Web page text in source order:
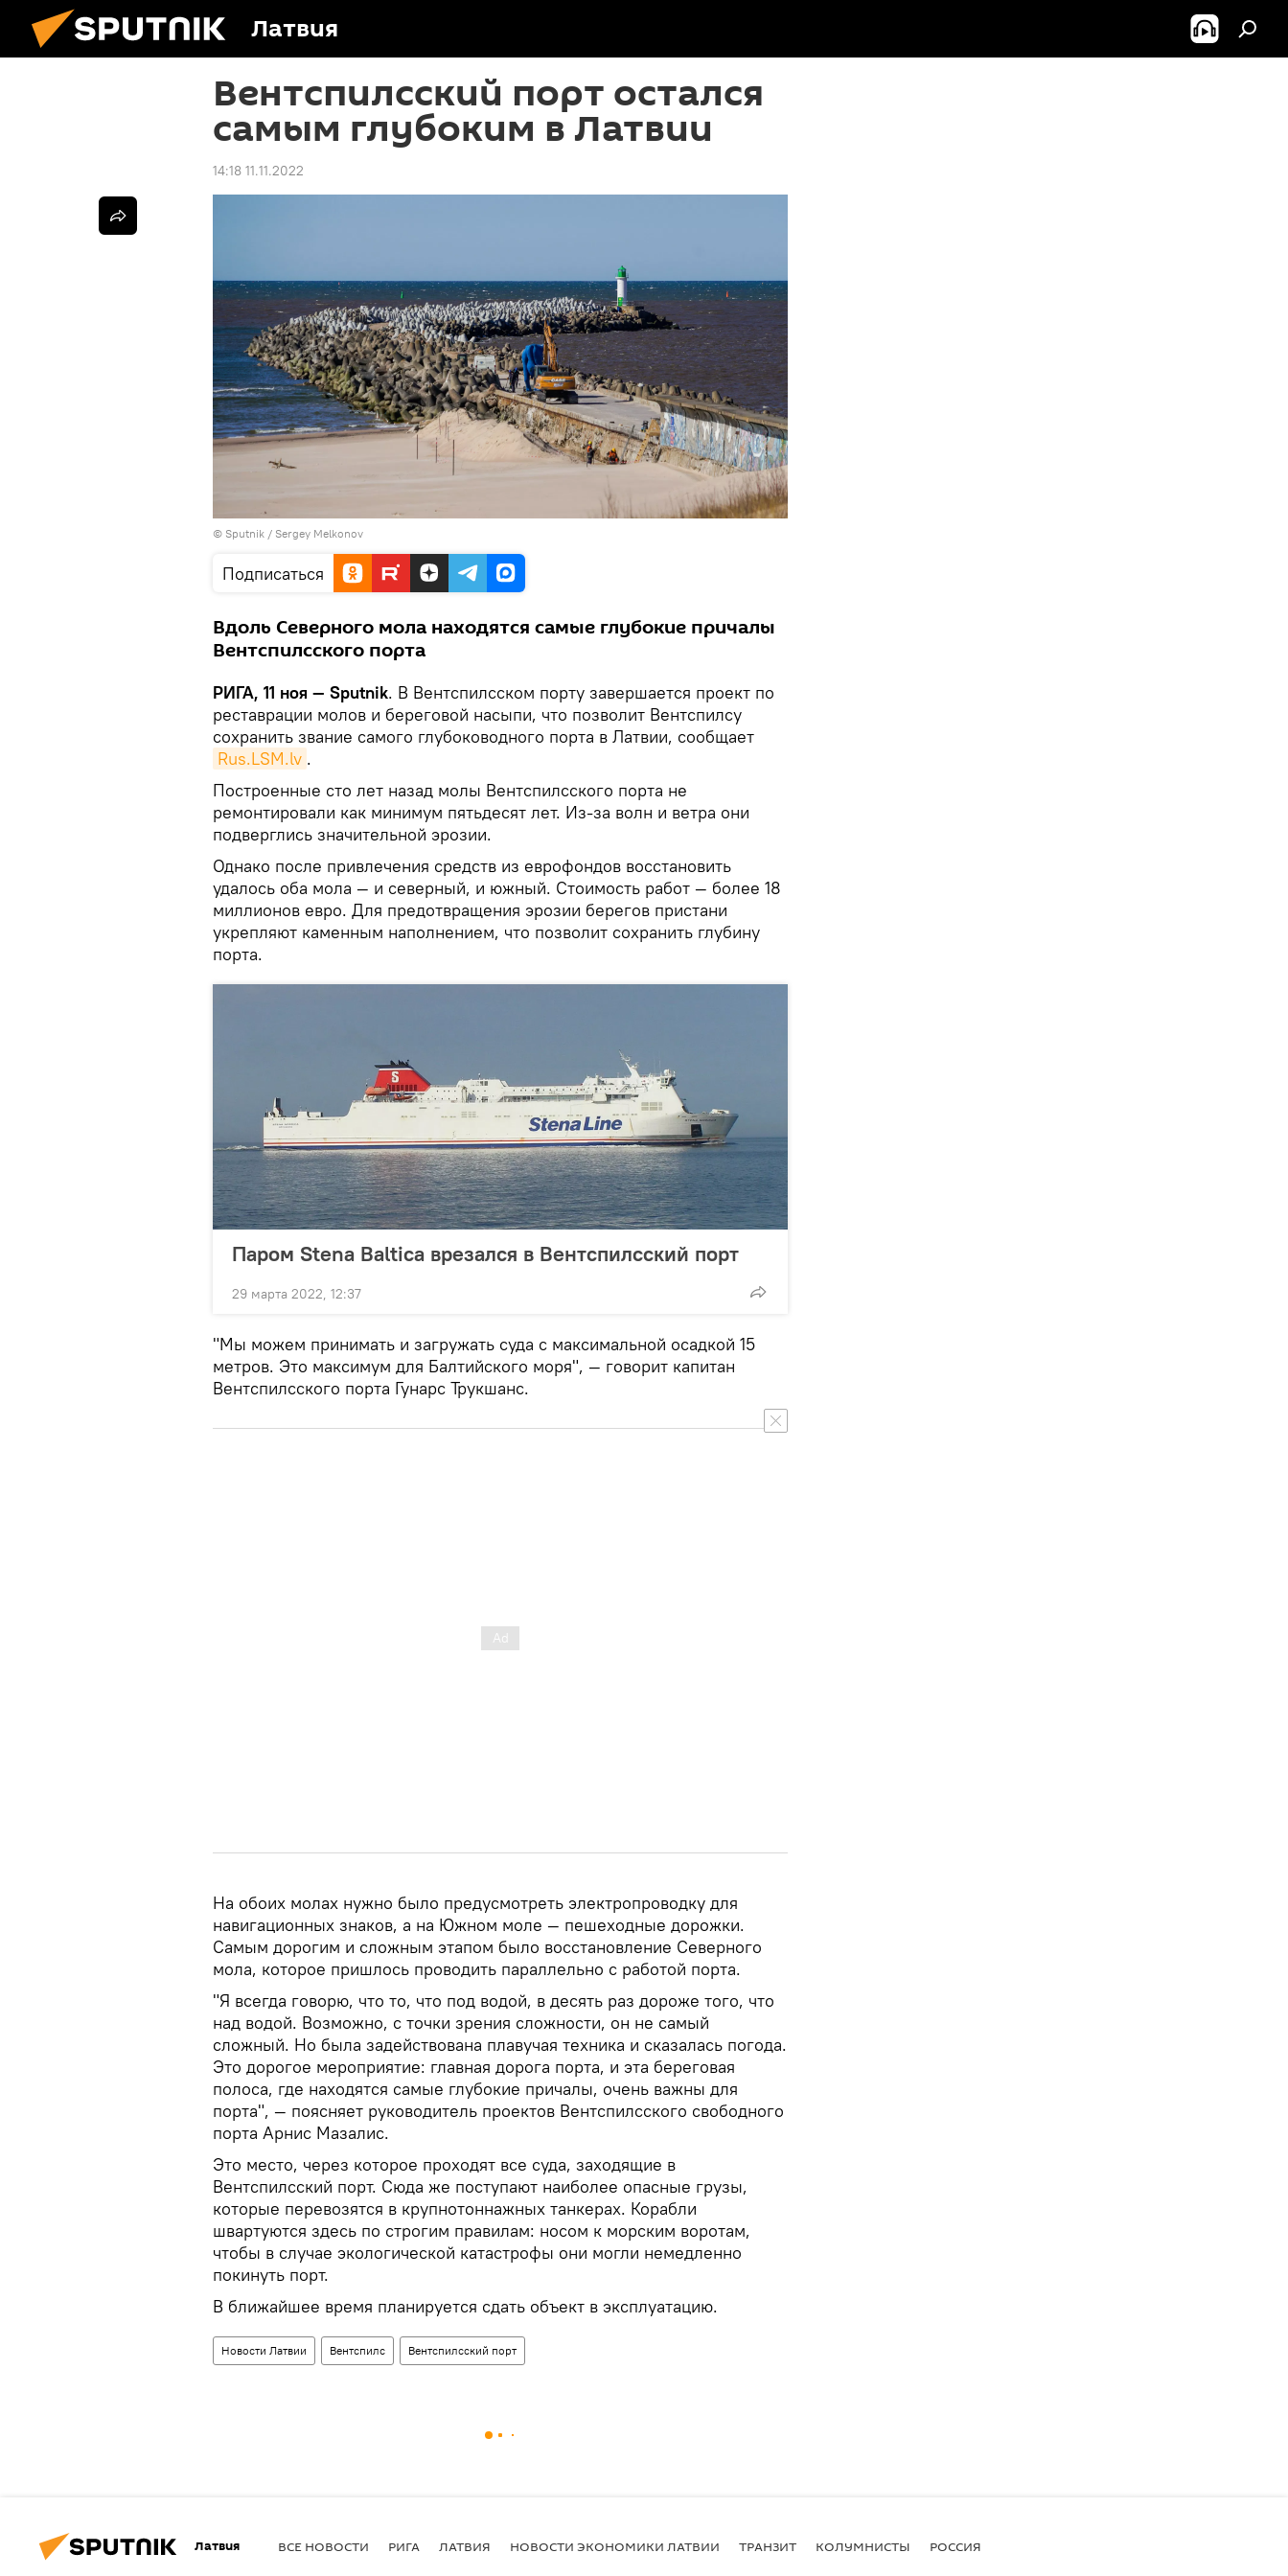
Латвия
Вентспилсский порт остался
самым глубоким в Латвии
14:18 11.11.2022
© Sputnik / Sergey Melkonov
Подписаться
Вдоль Северного мола находятся самые глубокие причалы
Вентспилсского порта
РИГА, 11 ноя — Sputnik. В Вентспилсском порту завершается проект по
реставрации молов и береговой насыпи, что позволит Вентспилсу
сохранить звание самого глубоководного порта в Латвии, сообщает
Rus.LSM.lv .
Построенные сто лет назад молы Вентспилсского порта не
ремонтировали как минимум пятьдесят лет. Из-за волн и ветра они
подверглись значительной эрозии.
Однако после привлечения средств из еврофондов восстановить
удалось оба мола — и северный, и южный. Стоимость работ — более 18
миллионов евро. Для предотвращения эрозии берегов пристани
укрепляют каменным наполнением, что позволит сохранить глубину
порта.
Паром Stena Baltiсa врезался в Вентспилсский порт
29 марта 2022, 12:37
"Мы можем принимать и загружать суда с максимальной осадкой 15
метров. Это максимум для Балтийского моря", — говорит капитан
Вентспилсского порта Гунарс Трукшанс.
На обоих молах нужно было предусмотреть электропроводку для
навигационных знаков, а на Южном моле — пешеходные дорожки.
Самым дорогим и сложным этапом было восстановление Северного
мола, которое пришлось проводить параллельно с работой порта.
"Я всегда говорю, что то, что под водой, в десять раз дороже того, что
над водой. Возможно, с точки зрения сложности, он не самый
сложный. Но была задействована плавучая техника и сказалась погода.
Это дорогое мероприятие: главная дорога порта, и эта береговая
полоса, где находятся самые глубокие причалы, очень важны для
порта", — поясняет руководитель проектов Вентспилсского свободного
порта Арнис Мазалис.
Это место, через которое проходят все суда, заходящие в
Вентспилсский порт. Сюда же поступают наиболее опасные грузы,
которые перевозятся в крупнотоннажных танкерах. Корабли
швартуются здесь по строгим правилам: носом к морским воротам,
чтобы в случае экологической катастрофы они могли немедленно
покинуть порт.
В ближайшее время планируется сдать объект в эксплуатацию.
Новости Латвии Вентспилс Вентспилсский порт
Латвия ВСЕ НОВОСТИ РИГА ЛАТВИЯ НОВОСТИ ЭКОНОМИКИ ЛАТВИИ ТРАНЗИТ КОЛУМНИСТЫ РОССИЯ